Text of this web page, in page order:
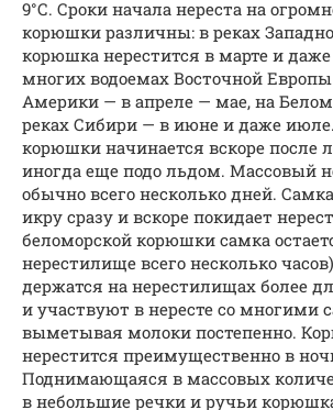
9°С. Сроки начала нереста на
корюшки различны: в реках
корюшка нерестится в марте и даже
многих водоемах Восточной
Америки — в апреле — мае, на
реках Сибири — в июне и даже
корюшки начинается вскоре после
иногда еще подо льдом. Массовый
обычно всего несколько дней.
икру сразу и вскоре покидает
беломорской корюшки самка
нерестилище всего несколько
держатся на нерестилищах более
и участвуют в нересте со многими
выметывая молоки постепенно.
нерестится преимущественно в
Поднимающаяся в массовых
в небольшие речки и ручьи